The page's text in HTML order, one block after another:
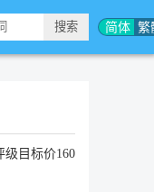
简体 繁
级目标价160